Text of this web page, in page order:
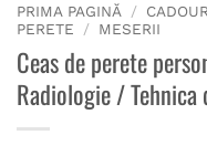
PRIMA PAGINĂ /
PERETE
/ MESERII
Ceas de perete
Radiologie / Tehnica